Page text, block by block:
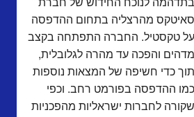
סאיטקס מהרצליה בתחום ההדפסה
על טקסטיל. החברה התפתחה בקצב
מדהים והפכה עד מהרה לגלובלית,
תוך כדי חשיפה של המצאות נוספות
כמו ההדפסה בפורמט רחב. וכפי
שקורה לחברות ישראליות מהפכניות